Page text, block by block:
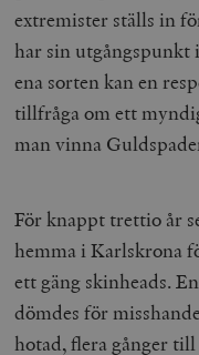
extremister ställs in
har sin utgångspunkt
ena sorten kan en
tillfråga om ett
man vinna
För knappt trettio år
hemma i Karlskrona
ett gäng skinheads.
dömdes för
hotad, flera gånger